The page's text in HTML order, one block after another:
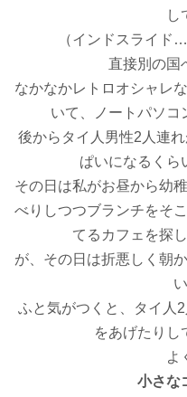
し
（インドスライド
直接別の国
なかなかレトロオシャレ
いて、ノートパソコ
後からタイ人男性2人連
ぱいになるくら
その日は私がお昼から幼
べりしつつブランチをそ
てるカフェを探
が、その日は折悪しく朝
ふと気がつくと、タイ人
をあげたりし
よ
小さな